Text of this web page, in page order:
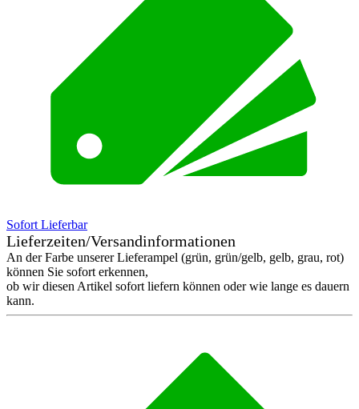
Sofort Lieferbar
Lieferzeiten/Versandinformationen
An der Farbe unserer Lieferampel (grün, grün/gelb, gelb, grau, rot)
können Sie sofort erkennen,
ob wir diesen Artikel sofort liefern können oder wie lange es dauern
kann.